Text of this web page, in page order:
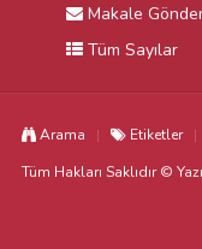
Makale
Tüm Sayılar
Arama Etiketler
Tüm Hakları Saklıdır ©